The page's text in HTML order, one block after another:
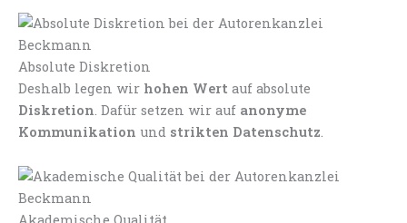
Absolute Diskretion
Deshalb legen wir hohen Wert auf absolute
Diskretion . Dafür setzen wir auf anonyme
Kommunikation und strikten Datenschutz